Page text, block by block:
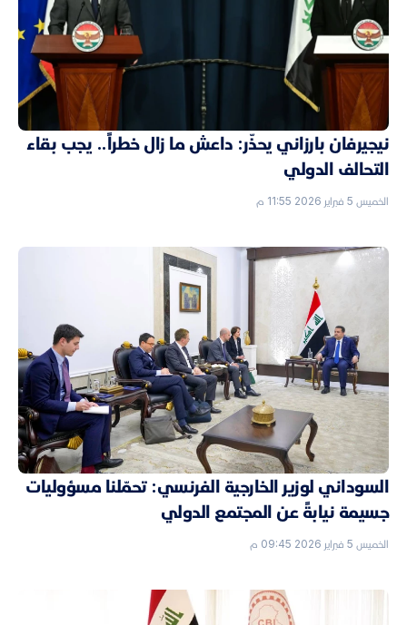
نيجيرفان بارزاني يحذّر: داعش ما زال خطراً.. يجب بقاء
التحالف الدولي
الخميس 5 فبراير 2026 11:55 م
السوداني لوزير الخارجية الفرنسي: تحمّلنا مسؤوليات
جسيمة نيابةً عن المجتمع الدولي
الخميس 5 فبراير 2026 09:45 م